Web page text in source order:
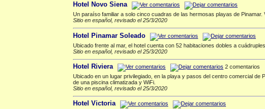
Hotel Novo Siena
Un paraíso familiar a solo cinco cuadras de las hermosas playas de
Sitio en español, revisado el 25/3/2020
Hotel Pinamar Soleado
Ubicado frente al mar, el hotel cuenta con 52 habitaciones dobles a
Sitio en español, revisado el 25/3/2020
Hotel Riviera
2 comentarios
Ubicado en un lugar privilegiado, en la playa y pasos del centro comercial
de una piscina climatizada y WiFi.
Sitio en español, revisado el 25/3/2020
Hotel Victoria